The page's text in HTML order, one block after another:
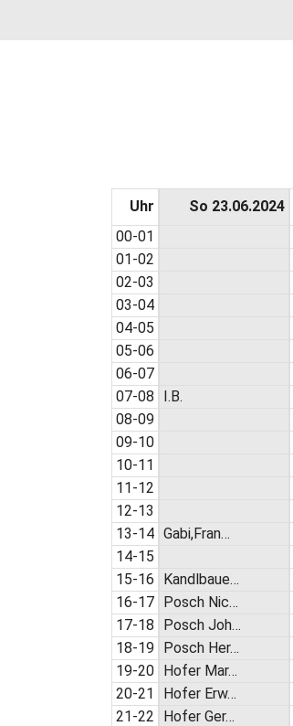
Uhr
00-01
01-02
02-03
03-04
04-05
05-06
06-07
07-08
08-09
09-10
10-11
11-12
12-13
13-14
14-15
15-16
16-17
17-18
18-19
19-20
20-21
21-22
So 23.06.2024
I.B.
Gabi,Fran…
Kandlbaue…
Posch Nic…
Posch Joh…
Posch Her…
Hofer Mar…
Hofer Erw…
Hofer Ger…